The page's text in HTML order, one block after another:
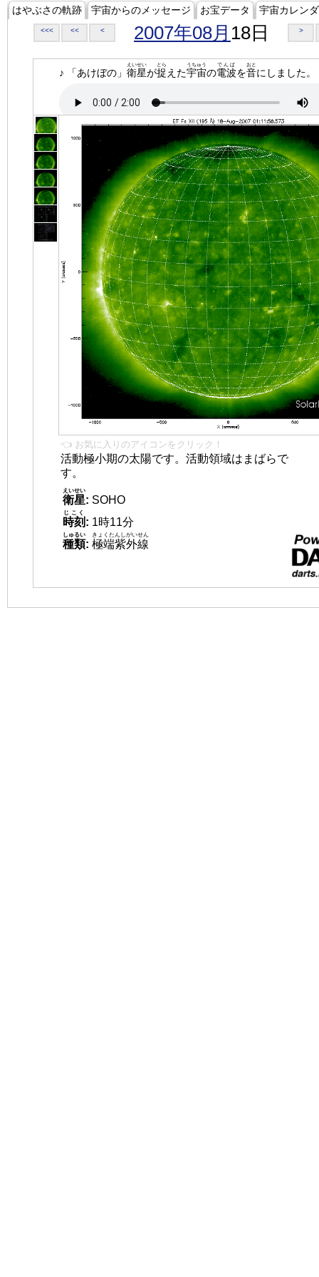
はやぶさの軌跡 宇宙からのメッセージ お宝データ 宇宙カレン
<<< << < 2007年08月 18日 >
♪ 「あけぼの」 衛星
えいせい
が捉
とら
えた宇宙
うちゅう
の電波
でんぱ
を音
おと
にしました。
👈 お気に入りのアイコンをクリック！
活動極小期の太陽です。活動領域はまばらで
す。
衛星
えいせい
: SOHO
時刻
じこく
: 1時11分
種類
しゅるい
: 極端紫外線
きょくたんしがいせん